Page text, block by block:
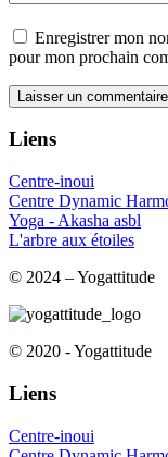
Enregistrer mon
pour mon prochain
Liens
Centre-inoui
Centre Dynamic
Yoga - Akasha asbl
L'arbre aux étoiles
© 2024 – Yogattitude
© 2020 - Yogattitude
Liens
Centre-inoui